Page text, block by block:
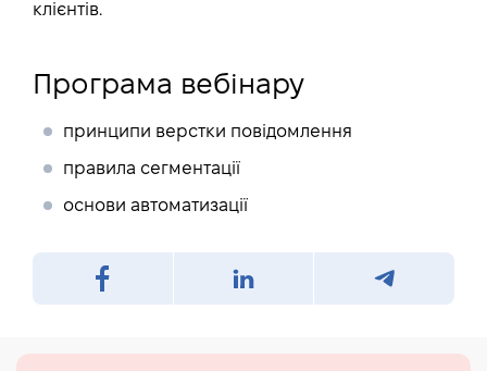
клієнтів.
Програма вебінару
принципи верстки повідомлення
правила сегментації
основи автоматизації